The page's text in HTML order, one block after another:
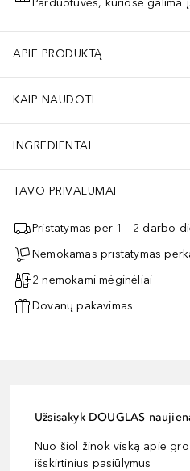
PRIDĖTI Į
Parduotuvės, kuriose galima
APIE PRODUKTĄ
KAIP NAUDOTI
INGREDIENTAI
TAVO PRIVALUMAI
Pristatymas per 1 - 2 darbo
Nemokamas pristatymas
2 nemokami mėginėliai
Dovanų pakavimas
Užsisakyk DOUGLAS
Nuo šiol žinok viską apie
išskirtinius pasiūlymus